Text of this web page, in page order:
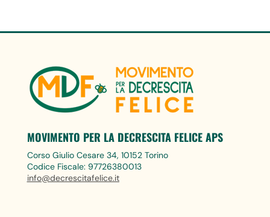
MOVIMENTO PER LA DECRESCITA FELICE APS
Corso Giulio Cesare 34, 10152 Torino
Codice Fiscale: 97726380013
info@decrescitafelice.it